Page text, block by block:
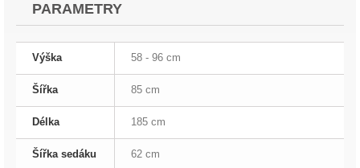
PARAMETRY
Výška 58 - 96 cm
Šířka 85 cm
Délka 185 cm
Šířka sedáku 62 cm